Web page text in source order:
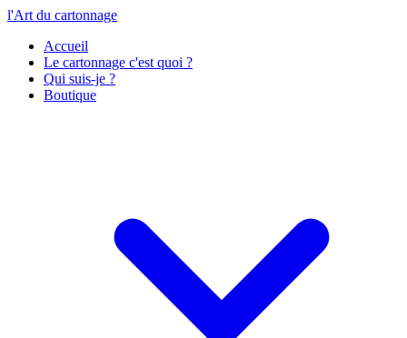
l'Art du cartonnage
Accueil
Le cartonnage c'est quoi ?
Qui suis-je ?
Boutique